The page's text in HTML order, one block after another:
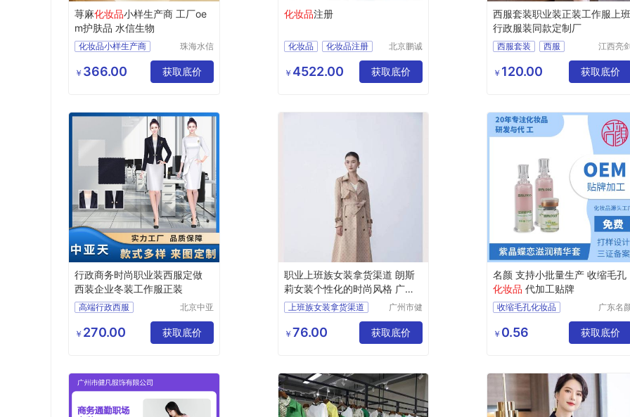
荨麻化妆品小样生产商 工厂oe
m护肤品 水信生物
化妆品小样生产商
广东化妆品oem厂家
化妆品生产厂址
珠海水信
有限公司
￥ 366.00 获取底价
化妆品注册
化妆品
化妆品注册
北京鹏诚
咨询有限
公司
￥ 4522.00 获取底价
西服套装职业装正装工作服上
行政服装同款定制厂
西服套装
西服
服装定制
江西亮
公司
￥ 120.00 获取底价
行政商务时尚职业装西服定做
西装企业冬装工作服正装
高端行政西服
行政商务女士职业套装
商务女士职业套装
北京中亚
限公司
￥ 270.00 获取底价
职业上班族女装拿货渠道 朗斯
莉女装个性化的时尚风格 广州
服装市场
上班族女装拿货渠道
女装个性化的时尚风格
广州服装市场
广州市健
限公司
￥ 76.00 获取底价
名颜 支持小批量生产 收缩毛孔
化妆品 代加工贴牌
收缩毛孔化妆品
化妆品OEM
广东名
限公司
￥ 0.56 获取底价